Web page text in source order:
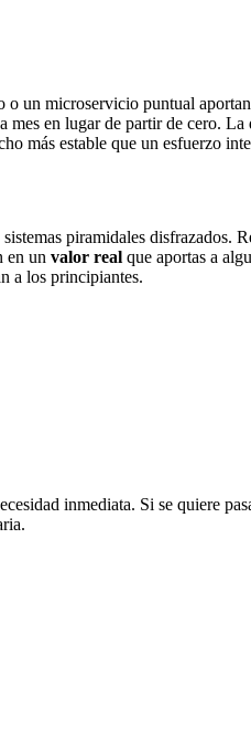
un microservicio puntual
en lugar de partir de cero.
más estable que un esfuerzo
piramidales disfrazados.
en un valor real que aportas a
a los principiantes.
inmediata. Si se quiere